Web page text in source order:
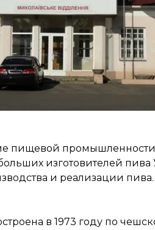
пищевой промышленности
изготовителей
и реализации
в 1973 году по